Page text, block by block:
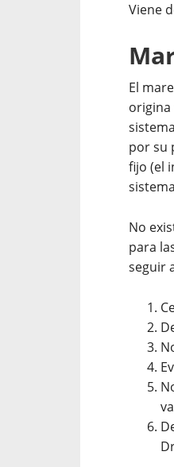
Viene
El
por su
fijo (el
No
para
seguir